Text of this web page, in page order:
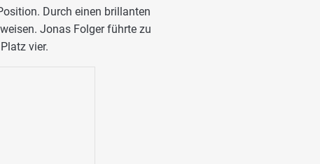
Durch einen brillanten
Jonas Folger führte zu
vier.